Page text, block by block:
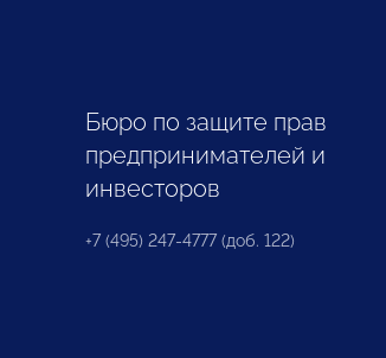
Бюро по защите прав
предпринимателей и
инвесторов
+7 (495) 247-4777 (доб. 122)